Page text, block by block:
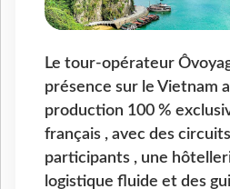
Le tour-opérateur
présence sur le Vietnam
production 100 %
français , avec des
participants , une
logistique fluide et des